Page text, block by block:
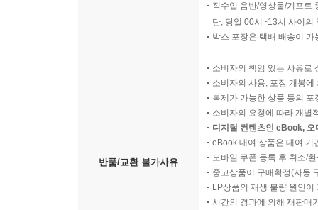
직수입 음반/영상물/기프트
단, 당일 00시~13시 사이의
박스 포장은 택배 배송이
반품/교환 불가사유
소비자의 책임 있는 사유로
소비자의 사용, 포장 개봉
복제가 가능한 상품 등의
소비자의 요청에 따라 개별
디지털 컨텐츠인 eBook,
eBook 대여 상품은 대여 기
모바일 쿠폰 등록 후 취소/
중고상품이 구매확정(자동
LP상품의 재생 불량 원인
시간의 경과에 의해 재판매